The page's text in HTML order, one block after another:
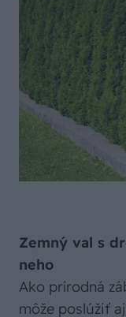
Zemný val s
neho
Ako prírodná
môže poslúžiť